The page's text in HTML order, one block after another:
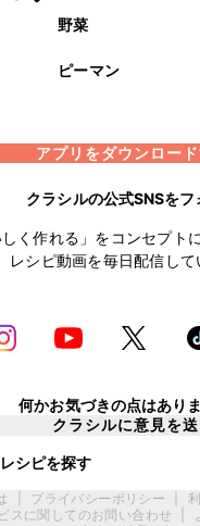
野菜
ピーマン
アプリをダウンロー
クラシルの公式SNSをフ
しく作れる」をコンセプト
レシピ動画を毎日配信して
何かお気づきの点はあり
クラシルに意見を送
シピを探す
プライバシーポリシー
スに関してのお問い合わせ